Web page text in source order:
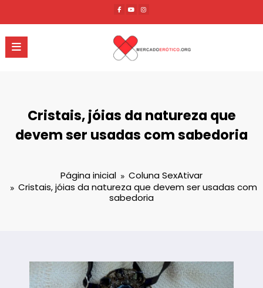
o
conteúdo
Cristais, jóias da natureza que
devem ser usadas com sabedoria
Página inicial
Coluna SexAtivar
Cristais, jóias da natureza que devem ser usadas com
sabedoria